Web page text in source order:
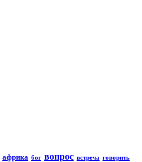
африка бог вопрос встреча говорить